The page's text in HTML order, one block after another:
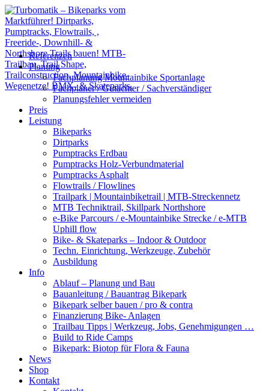
Referenzen
Planung
Fachplanung Mountainbike Sportanlage
Fachplaner / Gutachter / Sachverständiger
Planungsfehler vermeiden
Preis
Leistung
Bikeparks
Dirtparks
Pumptracks Erdbau
Pumptracks Holz-Verbundmaterial
Pumptracks Asphalt
Flowtrails / Flowlines
Trailpark | Mountainbiketrail | MTB-Streckennetz
MTB Techniktrail, Skillpark Northshore
e-Bike Parcours / e-Mountainbike Strecke / e-MTB
Uphill flow
Bike- & Skateparks – Indoor & Outdoor
Techn. Einrichtung, Werkzeuge, Zubehör
Ausbildung
Info
Ablauf – Planung und Bau
Bauanleitung / Bauantrag Bikepark
Bikepark selber bauen / pro & contra
Finanzierung Bike- Anlagen
Trailbau Tipps | Werkzeug, Jobs, Genehmigungen …
Build to Ride Camps
Bikepark: Biotop für Flora & Fauna
News
Shop
Kontakt